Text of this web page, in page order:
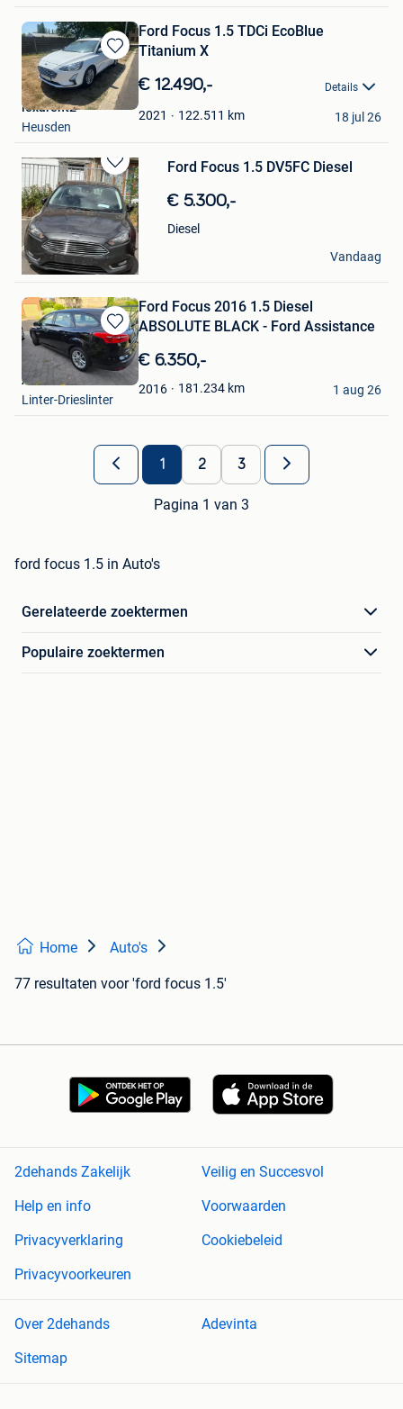
Bewaren
in
Mijn
Favorieten
Ford Focus 1.5 TDCi EcoBlue
Titanium X
€ 12.490,- Details
2021 122.511 km
lexarent2
Heusden
18 jul 26
Bewaren
in
Mijn
Favorieten
Ford Focus 1.5 DV5FC Diesel
€ 5.300,-
Diesel
Ali
Verviers
Vandaag
Bewaren
in
Mijn
Favorieten
Ford Focus 2016 1.5 Diesel
ABSOLUTE BLACK - Ford Assistance
€ 6.350,-
2016 181.234 km
ALSHABIBI
Linter-Drieslinter
1 aug 26
1 2 3
Pagina 1 van 3
ford focus 1.5 in Auto's
Gerelateerde zoektermen
Populaire zoektermen
Home Auto's
77 resultaten voor 'ford focus 1.5'
2dehands Zakelijk
Veilig en Succesvol
Help en info
Voorwaarden
Privacyverklaring
Cookiebeleid
Privacyvoorkeuren
Over 2dehands
Adevinta
Sitemap